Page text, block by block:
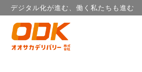
デジタル化が進む、働く私たちも進む